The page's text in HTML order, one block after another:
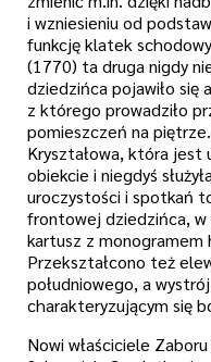
i wzniesieniu od
funkcję klatek
(1770) ta druga nigdy
dziedzińca pojawiło się
z którego prowadziło
pomieszczeń na piętrze.
Kryształowa, która jest
obiekcie i niegdyś
uroczystości i spotkań
frontowej dziedzińca,
kartusz z monogramem
Przekształcono też
południowego, a
charakteryzującym się
Nowi właściciele